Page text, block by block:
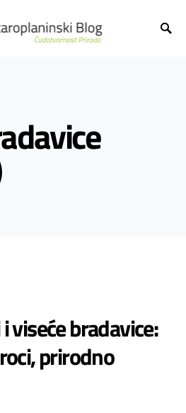
viseće bradavice:
prirodno